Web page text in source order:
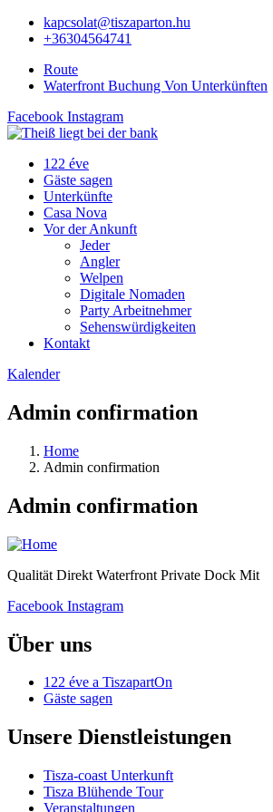
kapcsolat@tiszaparton.hu
+36304564741
Route
Waterfront Buchung Von Unterkünften
Facebook Instagram
122 éve
Gäste sagen
Unterkünfte
Casa Nova
Vor der Ankunft
Jeder
Angler
Welpen
Digitale Nomaden
Party Arbeitnehmer
Sehenswürdigkeiten
Kontakt
Kalender
Admin confirmation
Home
Admin confirmation
Admin confirmation
Qualität Direkt Waterfront Private Dock Mit
Facebook Instagram
Über uns
122 éve a TiszapartOn
Gäste sagen
Unsere Dienstleistungen
Tisza-coast Unterkunft
Tisza Blühende Tour
Veranstaltungen